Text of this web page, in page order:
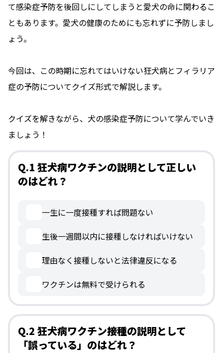
て感染症予防を後回しにしてしまうと愛犬の命に関わるこ
ともあります。愛犬の健康のためにも忘れずに予防しまし
ょう。
今回は、この時期に忘れてはいけない狂犬病とフィラリア
症の予防についてクイズ形式で解説します。
クイズを解きながら、犬の感染症予防について学んでいき
ましょう！
Q.1 狂犬病ワクチンの説明として正しい
のはどれ？
一生に一度接種すれば問題ない
生後一週間以内に接種しなければいけない
理由なく接種しないと法律違反になる
ワクチンは無料で受けられる
Q.2 狂犬病ワクチン接種の説明として
「誤っている」のはどれ？